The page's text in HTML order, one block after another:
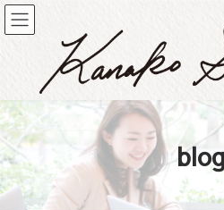
コ
ン
へ
ス
キ
ッ
プ
ナ
ビ
ョ
ン
に
移
動
blog